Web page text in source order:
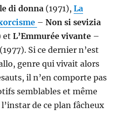
di donna (1971),La
–Non si sevizia
etL’Emmurée vivante –
(1977). Si ce dernier n’est
genre qui vivait alors
il n’en comporte pas
semblables et même
de ce plan fâcheux